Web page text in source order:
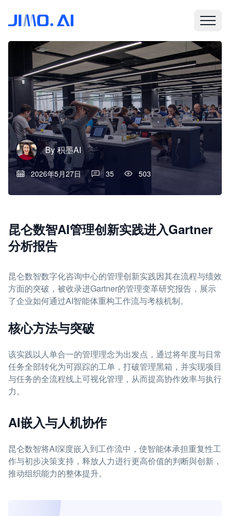
By积墨AI
2026年5月27日 35 503
昆仑数智AI管理创新实践进入Gartner
分析报告
昆仑数智数字化咨询中心的管理创新实践因其在流程与绩效
方面的突破，被收录进Gartner的管理变革研究报告，展示
了企业如何通过AI智能体重构工作流与考核机制。
核心方法与突破
该实践以人单合一的管理理念为出发点，通过将年度与日常
任务全部转化为可跟踪的工单，打破管理黑箱，并实现项目
与任务的全流程线上可视化管理，从而提高协作效率与执行
力。
AI嵌入与人机协作
昆仑数智将AI深度嵌入到工作流中，使智能体承担重复性工
作与初步决策支持，释放人力进行更高价值的判断與创新，
推动组织能力的整体提升。